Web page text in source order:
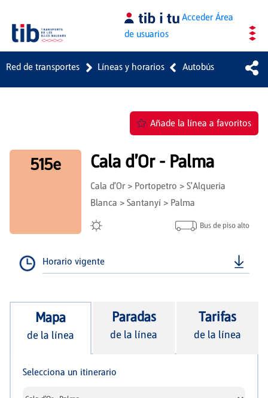
Saltar al contenido principal AccederÁrea
de usuarios
Red de transportes Líneas y horarios Autobús
Añade la línea a favoritos
515e Cala d'Or - Palma
Cala d'Or > Portopetro > S'Alqueria
Blanca > Santanyí > Palma
Bus de piso alto
Horario vigente
Mapa
de la línea
Paradas
de la línea
Tarifas
de la línea